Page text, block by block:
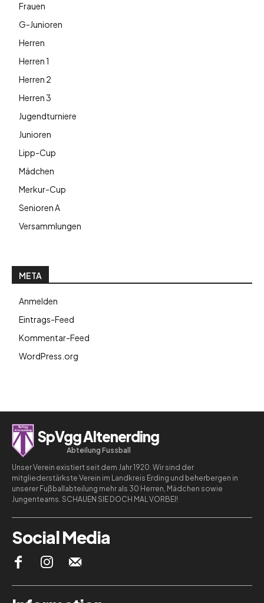
Frauen
G-Junioren
Herren
Herren 1
Herren 2
Herren 3
Jugendturniere
Junioren
Lipp-Cup
Mädchen
Merkur-Cup
Senioren A
Versammlungen
META
Anmelden
Eintrags-Feed
Kommentar-Feed
WordPress.org
SpVgg Altenerding
Abteilung Fussball
Unser Verein existiert seit dem Jahr 1920. Wir sind der
mitgliederstärkste Verein im Landkreis Erding und beherbergen in
unserer Fußballabteilung mehr als 30 Herren, Mädchen sowie
Jungenteams. SCHAUEN SIE DOCH MAL VORBEI!
Social Media